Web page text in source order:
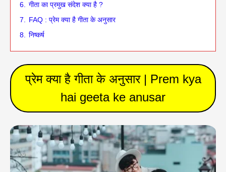
6. गीता का प्रमुख संदेश क्या है ?
7. FAQ : प्रेम क्या है गीता के अनुसार
8. निष्कर्ष
प्रेम क्या है गीता के अनुसार | Prem kya
hai geeta ke anusar